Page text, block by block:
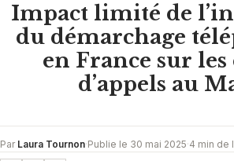
Impact limité de
du démarchage
en France sur les
d’appels au
Par Laura Tournon·Publie le 30 mai 2025·4 min de